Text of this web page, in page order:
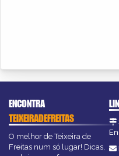
ENCONTRA
TEIXEIRADEFREITAS
O melhor de Teixeira de
Freitas num só lugar! Dicas,